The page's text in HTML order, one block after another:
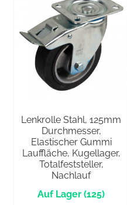
Lenkrolle Stahl, 125mm
Durchmesser,
Elastischer Gummi
Lauffläche, Kugellager,
Totalfeststeller,
Nachlauf
(125)